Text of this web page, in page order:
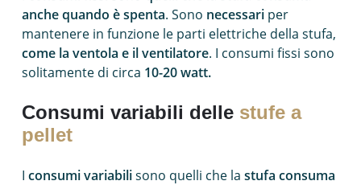
anche quando è spenta. Sono necessariper
mantenere in funzione le parti elettriche della stufa,
come la ventola e il ventilatore. I consumi fissi sono
solitamente di circa 10-20 watt.
Consumi variabili delle stufe a
pellet
I consumi variabilisono quelli che la stufa consuma